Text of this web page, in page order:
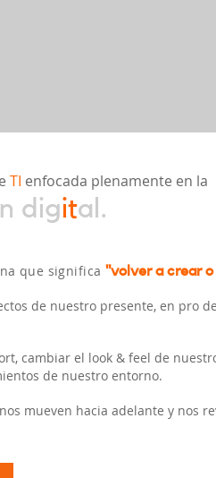
TI enfocada plenamente en la
digital .
que significa "volver a crear
de nuestro presente, en pro
cambiar el look & feel de
de nuestro entorno.
mueven hacia adelante y nos